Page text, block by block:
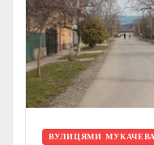
ВУЛИЦЯМИ МУКАЧЕВА